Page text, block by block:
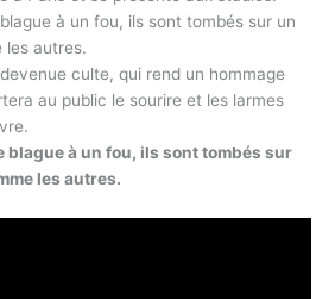
à un fou, ils sont tombés sur un
les autres.
culte, qui rend un hommage
au public le sourire et les larmes
blague à un fou, ils sont tombés sur
les autres.